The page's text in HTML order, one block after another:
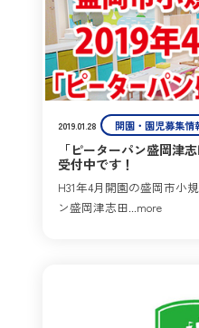
2019.01.28 開園・園児募集情
「ピーターパン盛岡津
受付中です！
H31年4月開園の盛岡市小
ン盛岡津志田...more